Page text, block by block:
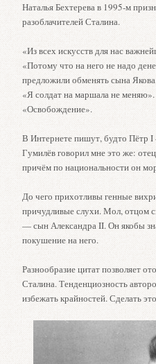
Наталья Бехтерева в 1995-м
разоблачителей Сталина.
«Из всех искусств для нас
«Потому что на него не надо
предложили обменять сына
«Я солдат на маршала не
«Освобождение».
В Интернете пишут, будто Пётр
Гумилёв говорил мне это же:
причём по национальности он
До чего прихотливы генные
причудливые слухи. Мол, отцом
— сын Александра II. Он якобы
покушение на него.
Разнообразие цитат позволяет
Сталина. Тенденциозность
избежать крайностей. Сделать